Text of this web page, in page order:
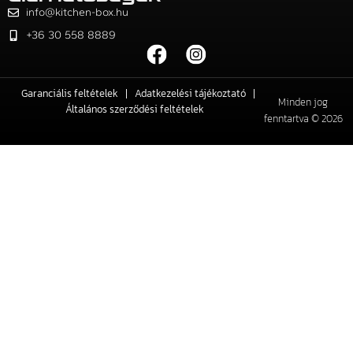
info@kitchen-box.hu
+36 30 558 8889
Garanciális feltételek
Adatkezelési tájékoztató
Általános szerződési feltételek
Minden jog
fenntartva © 2026